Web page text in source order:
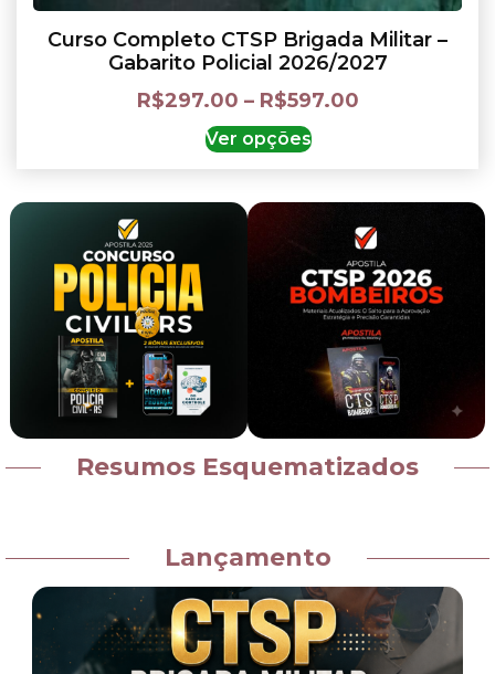
Curso Completo CTSP Brigada Militar –
Gabarito Policial 2026/2027
R$297.00 – R$597.00
Ver opções
Resumos Esquematizados
Lançamento